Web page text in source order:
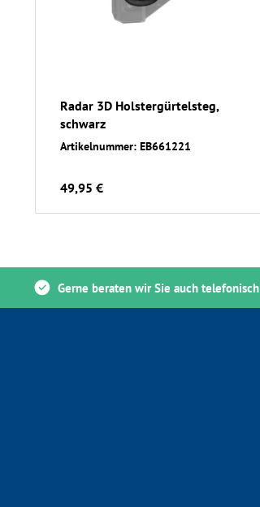
Radar 3D Holstergürtelsteg,
schwarz
Artikelnummer: EB661221
49,95 €
Gerne beraten wir Sie auch telefonisch